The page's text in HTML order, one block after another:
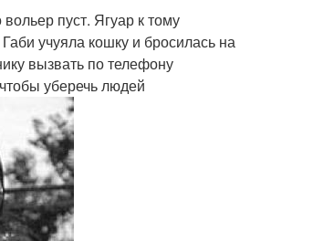
пуст. Ягуар к тому
учуяла кошку и бросилась на
вызвать по телефону
уберечь людей